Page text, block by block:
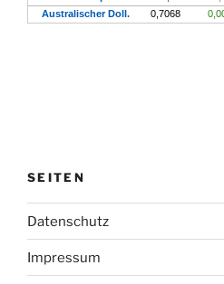
SEITEN
Datenschutz
Impressum